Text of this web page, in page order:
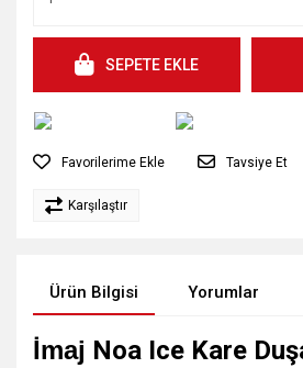
SEPETE EKLE
Tavsiye Et
Karşılaştır
Ürün Bilgisi Yorumlar
İmaj Noa Ice Kare